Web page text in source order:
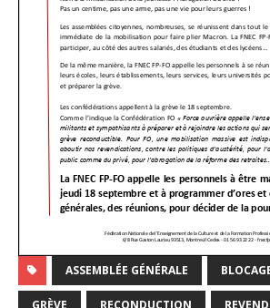
ASSEMBLÉE GÉNÉRALE
GRÈVE RECONDUCTION